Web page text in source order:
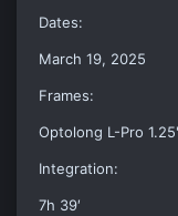
Dates:
March 19, 2025
Frames:
Optolong L-Pro
Integration:
7h 39′